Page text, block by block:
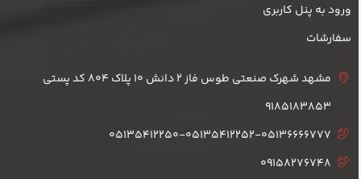
ورود به پنل کاربری
سفارشات
مشهد شهرک صنعتی طوس فاز 2 دانش 10 پلاک 804 کد پستی
9185183853
05135412250-05135412252-05136666777
09158276748